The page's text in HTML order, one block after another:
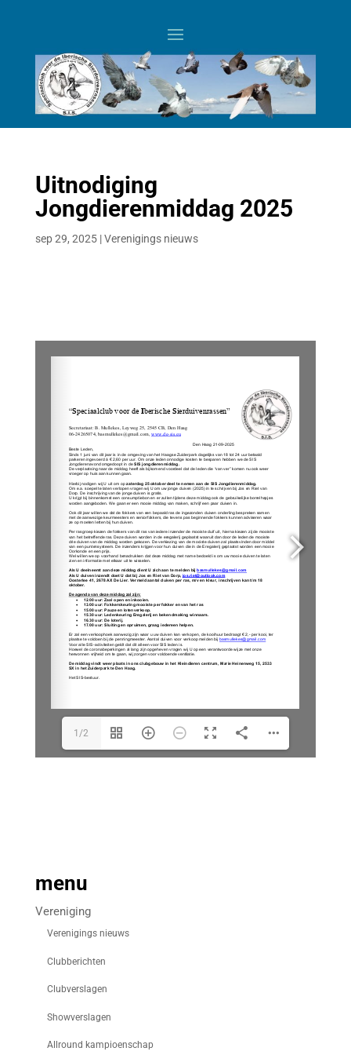
Uitnodiging
Jongdierenmiddag 2025
sep 29, 2025|Verenigings nieuws
1/2
menu
Vereniging
Verenigings nieuws
Clubberichten
Clubverslagen
Showverslagen
Allround kampioenschap